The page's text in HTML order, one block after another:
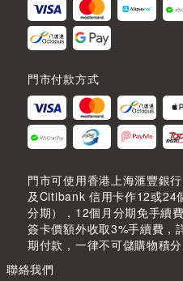
門市付款方式
門市可使用香港上海滙豐銀
及Citibank 信用卡作12或24
分期），12個月分期免手續
簽卡價額外收取3%手續費，
期付款，一律不可儲購物積分
聯絡我們